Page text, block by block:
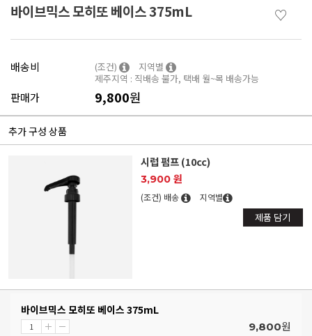
바이브믹스 모히또 베이스 375mL ♡
배송비 (조건)
지역별
제주지역 : 직배송 불가, 택배 월~목 배송가능
판매가 9,800원
추가 구성 상품
시럽 펌프 (10cc)
3,900 원
(조건) 배송 지역별
제품 담기
바이브믹스 모히또 베이스 375mL
9,800원